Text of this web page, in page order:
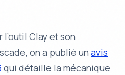
Clay et son
on a publié unavis
qui détaille la mécanique